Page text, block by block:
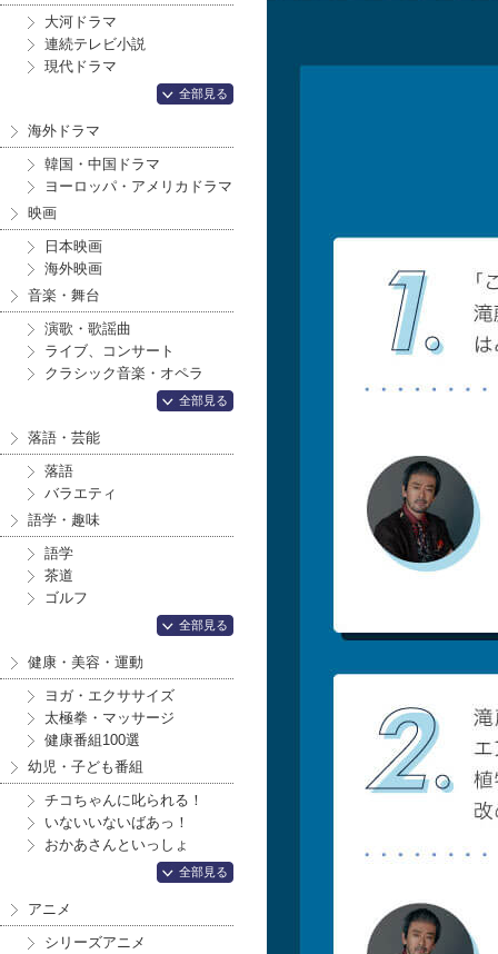
大河ドラマ
連続テレビ小説
現代ドラマ
全部見る
海外ドラマ
韓国・中国ドラマ
ヨーロッパ・アメリカドラマ
映画
日本映画
海外映画
音楽・舞台
演歌・歌謡曲
ライブ、コンサート
クラシック音楽・オペラ
全部見る
落語・芸能
落語
バラエティ
語学・趣味
語学
茶道
ゴルフ
全部見る
健康・美容・運動
ヨガ・エクササイズ
太極拳・マッサージ
健康番組100選
幼児・子ども番組
チコちゃんに叱られる！
いないいないばあっ！
おかあさんといっしょ
全部見る
アニメ
シリーズアニメ